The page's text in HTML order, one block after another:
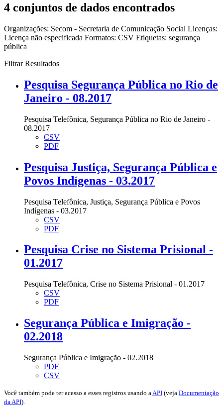
4 conjuntos de dados encontrados
Organizações: Secom - Secretaria de Comunicação Social Licenças:
Licença não especificada Formatos: CSV Etiquetas: segurança
pública
Filtrar Resultados
Pesquisa Segurança Pública no Rio de
Janeiro - 08.2017
Pesquisa Telefônica, Segurança Pública no Rio de Janeiro -
08.2017
CSV
PDF
Pesquisa Justiça, Segurança Pública e
Povos Indígenas - 03.2017
Pesquisa Telefônica, Justiça, Segurança Pública e Povos
Indígenas - 03.2017
CSV
PDF
Pesquisa Crise no Sistema Prisional -
01.2017
Pesquisa Telefônica, Crise no Sistema Prisional - 01.2017
CSV
PDF
Segurança Pública e Imigração -
02.2018
Segurança Pública e Imigração - 02.2018
PDF
CSV
Você também pode ter acesso a esses registros usando aAPI (veja Documentação
da API).